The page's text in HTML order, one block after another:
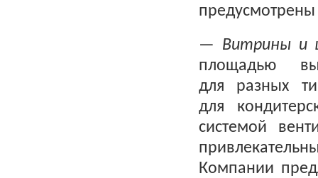
— Витрины и
площадью
для разных
для
системой
Компании